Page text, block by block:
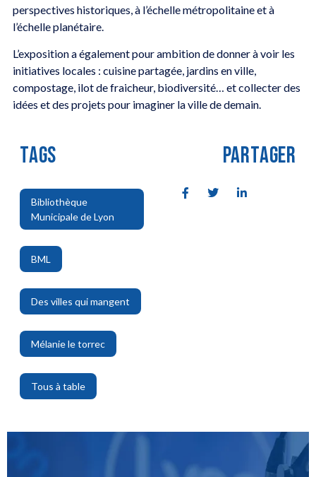
perspectives historiques, à l’échelle métropolitaine et à
l’échelle planétaire.
L’exposition a également pour ambition de donner à voir les
initiatives locales : cuisine partagée, jardins en ville,
compostage, ilot de fraicheur, biodiversité… et collecter des
idées et des projets pour imaginer la ville de demain.
TAGS
Bibliothèque
Municipale de Lyon
,
BML
,
Des villes qui mangent
,
Mélanie le torrec
,
Tous à table
PARTAGER